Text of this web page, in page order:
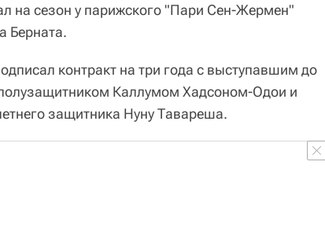
на сезон у парижского "Пари Сен-Жермен"
Берната.
контракт на три года с выступавшим до
Каллумом Хадсоном-Одои и
защитника Нуну Тавареша.